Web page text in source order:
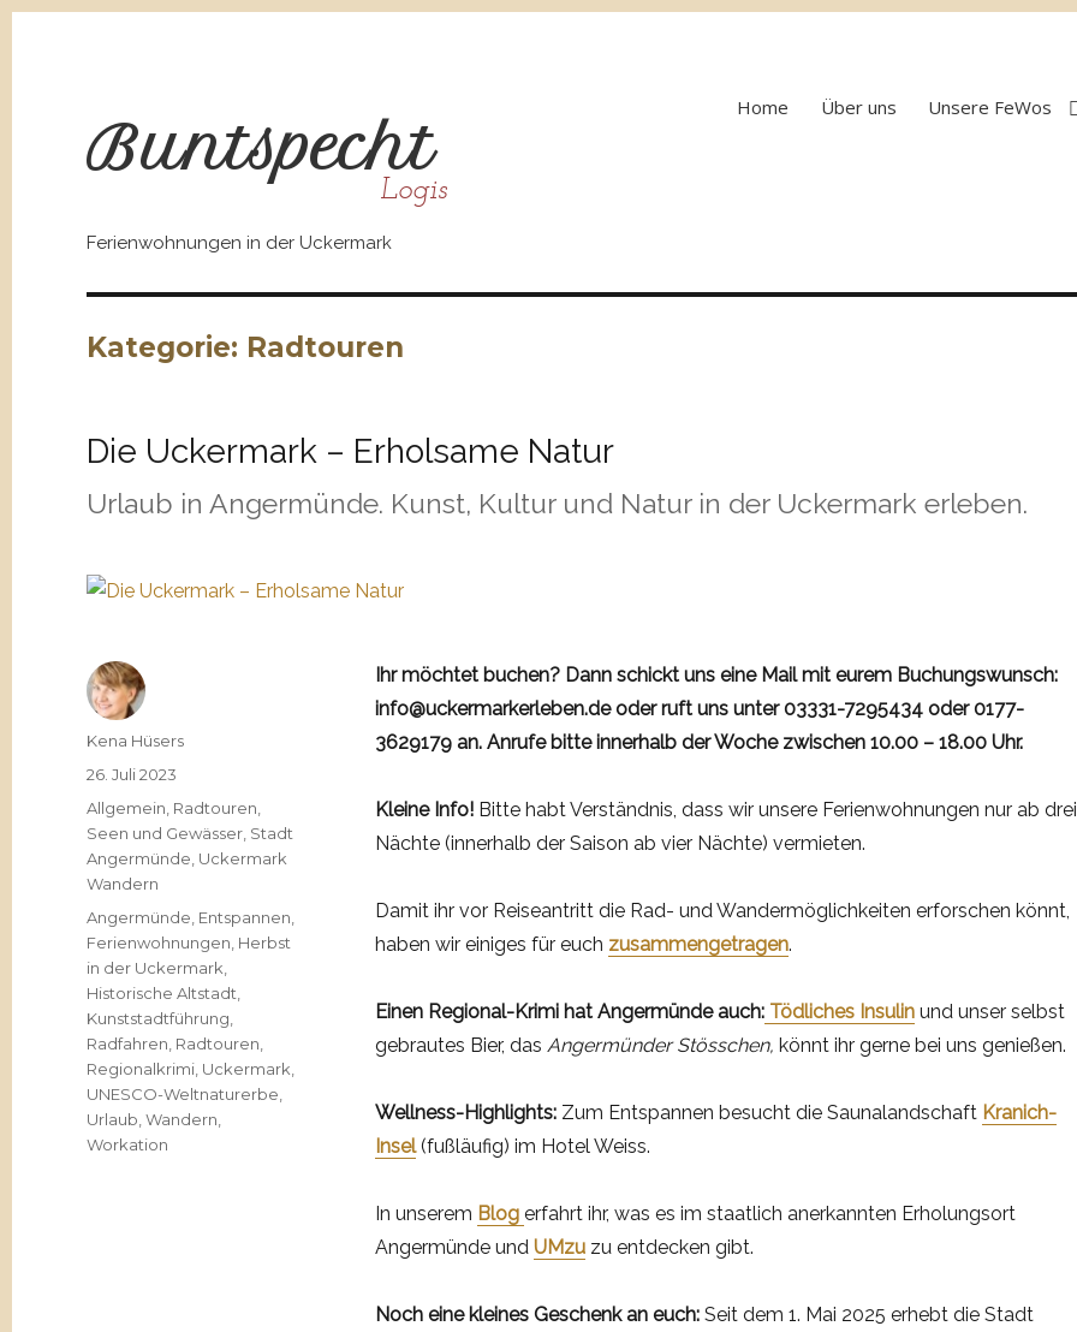
Buntspecht
Logis
Ferienwohnungen in der Uckermark
Home Über uns Unsere FeWos
Kategorie: Radtouren
Die Uckermark – Erholsame Natur
Urlaub in Angermünde. Kunst, Kultur und Natur in der Uckermark erleben.
Ihr möchtet buchen? Dann schickt uns eine Mail mit eurem Buchungswunsch:
info@uckermarkerleben.de oder ruft uns unter 03331-7295434 oder 0177-
3629179 an. Anrufe bitte innerhalb der Woche zwischen 10.00 – 18.00 Uhr.
Kleine Info! Bitte habt Verständnis, dass wir unsere Ferienwohnungen nur ab drei
Nächte (innerhalb der Saison ab vier Nächte) vermieten.
Damit ihr vor Reiseantritt die Rad- und Wandermöglichkeiten erforschen könnt,
haben wir einiges für euch zusammengetragen.
Einen Regional-Krimi hat Angermünde auch: Tödliches Insulin und unser selbst
gebrautes Bier, das Angermünder Stösschen, könnt ihr gerne bei uns genießen.
Wellness-Highlights: Zum Entspannen besucht die Saunalandschaft Kranich-
Insel(fußläufig) im Hotel Weiss.
In unserem Blog erfahrt ihr, was es im staatlich anerkannten Erholungsort
Angermünde und UMzu zu entdecken gibt.
Noch eine kleines Geschenk an euch: Seit dem 1. Mai 2025 erhebt die Stadt
Autor
Kena Hüsers
Veröffentlicht
am
26. Juli 2023
Kategorien
Allgemein, Radtouren,
Seen und Gewässer, Stadt
Angermünde, Uckermark
Wandern
Schlagwörter
Angermünde, Entspannen,
Ferienwohnungen, Herbst
in der Uckermark,
Historische Altstadt,
Kunststadtführung,
Radfahren, Radtouren,
Regionalkrimi, Uckermark,
UNESCO-Weltnaturerbe,
Urlaub,Wandern,
Workation